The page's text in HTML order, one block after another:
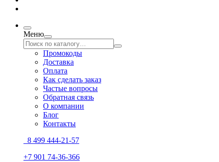
Меню
Промокоды
Доставка
Оплата
Как сделать заказ
Частые вопросы
Обратная связь
О компании
Блог
Контакты
8 499 444-21-57
+7 901 74-36-366